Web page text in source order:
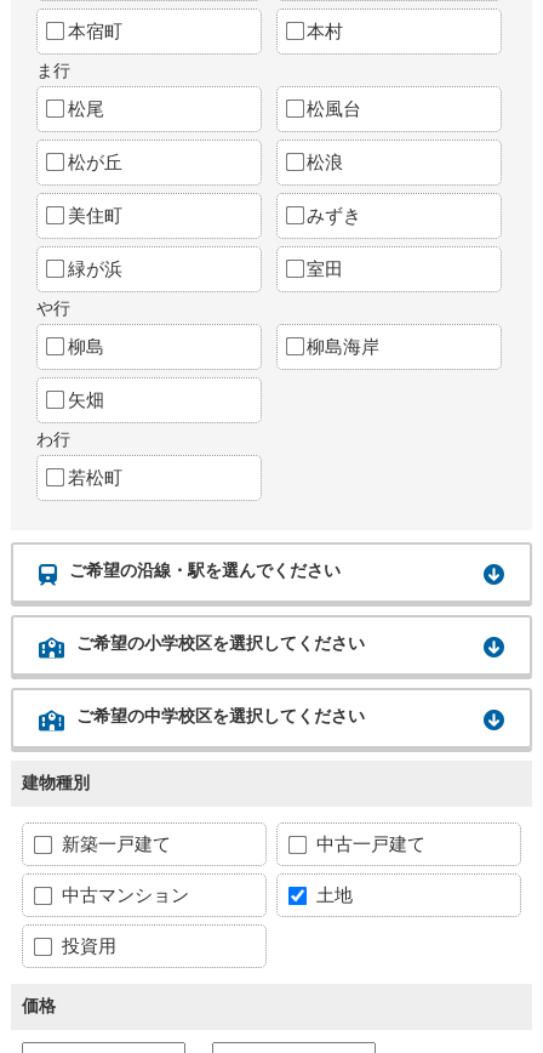
本宿町 本村
ま行
松尾 松風台
松が丘 松浪
美住町 みずき
緑が浜 室田
や行
柳島 柳島海岸
矢畑
わ行
若松町
ご希望の沿線・駅を選んでください
ご希望の小学校区を選択してください
ご希望の中学校区を選択してください
建物種別
新築一戸建て 中古一戸建て
中古マンション 土地
投資用
価格